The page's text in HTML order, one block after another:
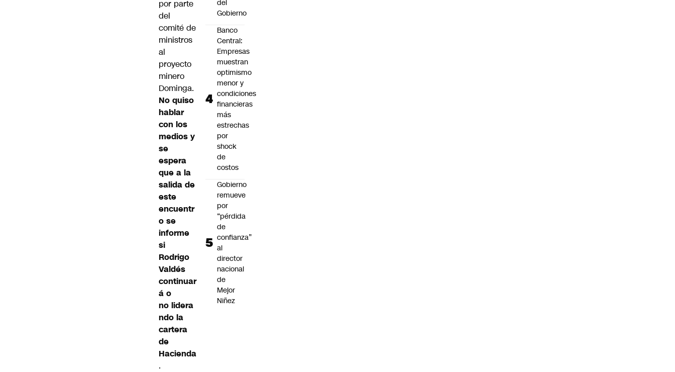
por parte
del
comité de
ministros
al
proyecto
minero
Dominga.
No quiso
hablar
con los
medios y
se
espera
que a la
salida de
este
encuentr
o se
informe
si
Rodrigo
Valdés
continuar
á o
no lidera
ndo la
cartera
de
Hacienda
.
del
Gobierno
Banco
Central:
Empresas
muestran
optimismo
menor y
condiciones
financieras
más
estrechas
por
shock
de
costos
Gobierno
remueve
por
“pérdida
de
confianza”
al
director
nacional
de
Mejor
Niñez